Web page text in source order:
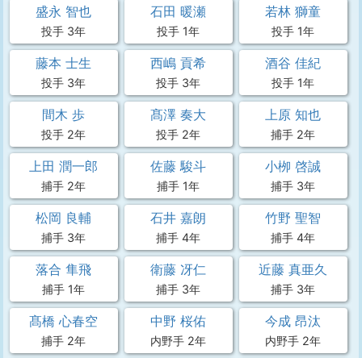
盛永 智也
投手 3年
石田 暖瀬
投手 1年
若林 獅童
投手 1年
藤本 士生
投手 3年
西嶋 貢希
投手 3年
酒谷 佳紀
投手 1年
間木 歩
投手 2年
髙澤 奏大
投手 2年
上原 知也
捕手 2年
上田 潤一郎
捕手 2年
佐藤 駿斗
捕手 1年
小栁 啓誠
捕手 3年
松岡 良輔
捕手 3年
石井 嘉朗
捕手 4年
竹野 聖智
捕手 4年
落合 隼飛
捕手 1年
衛藤 冴仁
捕手 3年
近藤 真亜久
捕手 3年
髙橋 心春空
捕手 2年
中野 桜佑
内野手 2年
今成 昂汰
内野手 2年